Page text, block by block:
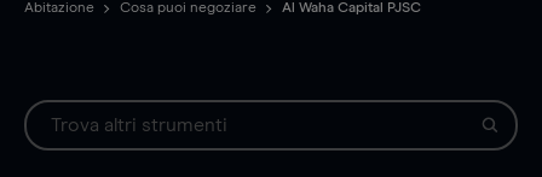
Abitazione Cosa puoi negoziare Al Waha Capital PJSC